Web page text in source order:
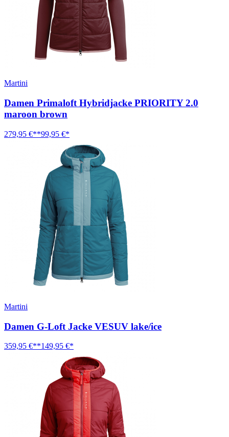
Martini
Damen Primaloft Hybridjacke PRIORITY 2.0
maroon brown
279,95 €**99,95 €*
Martini
Damen G-Loft Jacke VESUV lake/ice
359,95 €**149,95 €*